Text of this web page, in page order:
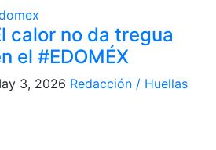
calor no da tregua
el #EDOMÉX
3, 2026 Redacción / Huellas